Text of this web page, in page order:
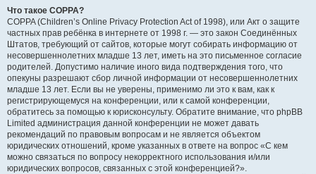
Что такое COPPA?
COPPA (Children’s Online Privacy Protection Act of 1998), или Акт о защите
частных прав ребёнка в интернете от 1998 г. — это закон Соединённых
Штатов, требующий от сайтов, которые могут собирать информацию от
несовершеннолетних младше 13 лет, иметь на это письменное согласие
родителей. Допустимо наличие иного вида подтверждения того, что
опекуны разрешают сбор личной информации от несовершеннолетних
младше 13 лет. Если вы не уверены, применимо ли это к вам, как к
регистрирующемуся на конференции, или к самой конференции,
обратитесь за помощью к юрисконсульту. Обратите внимание, что phpBB
Limited администрация данной конференции не может давать
рекомендаций по правовым вопросам и не является объектом
юридических отношений, кроме указанных в ответе на вопрос «С кем
можно связаться по вопросу некорректного использования и/или
юридических вопросов, связанных с этой конференцией?».